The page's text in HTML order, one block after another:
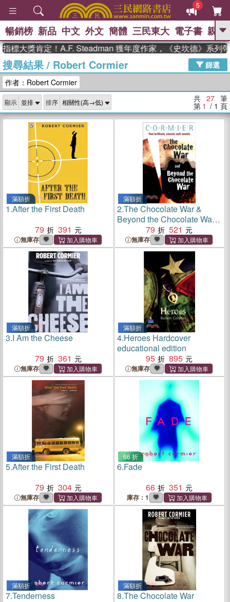
5
GO
熱搜： 東野圭吾 高希均教授回憶錄
、 The Odyssey 、 父親節 、 如果歷
獎 臺灣漫遊錄 、 方念華 、 台灣的李
登輝時代
數學女孩：黎曼猜想 、
偉大的迷走神經
暢銷榜 新品 中文 外文 簡體 三民東大 電子書 親子
獎肯定！A.F. Steadman 獲年度作家，《史坎德》系列帶你
搜尋結果/ Robert Cormier
篩選
作者：Robert Cormier
顯示 排序 共 27 筆
第 1 / 1 頁
滿額折
1.After the First Death
79
391
無庫存
滿額折
2.The Chocolate War &
Beyond the Chocolate War
79 521
無庫存
滿額折
3.I Am the Cheese
79
361
無庫存
滿額折
4.Heroes Hardcover
educational edition
95
895
無庫存
滿額折
5.After the First Death
79
304
無庫存
66 折
6.Fade
66
351
庫存：1
滿額折
7.Tenderness
滿額折
8.The Chocolate War